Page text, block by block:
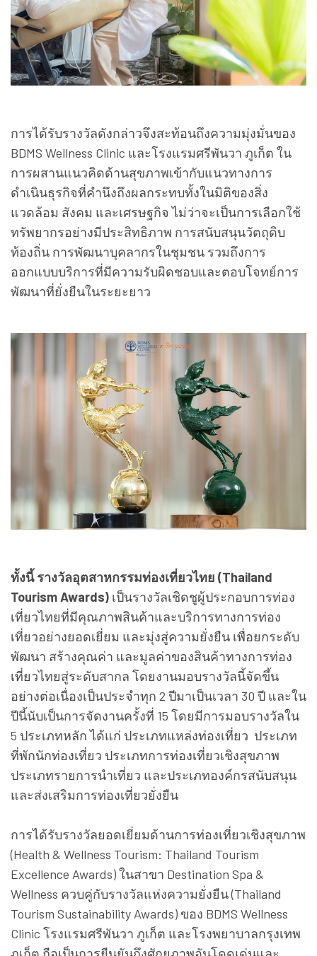
การได้รับรางวัลดังกล่าวจึงสะท้อนถึงความมุ่งมั่นของ
BDMS Wellness Clinic และโรงแรมศรีพันวา ภูเก็ต ใน
การผสานแนวคิดด้านสุขภาพเข้ากับแนวทางการ
ดำเนินธุรกิจที่คำนึงถึงผลกระทบทั้งในมิติของสิ่ง
แวดล้อม สังคม และเศรษฐกิจ ไม่ว่าจะเป็นการเลือกใช้
ทรัพยากรอย่างมีประสิทธิภาพ การสนับสนุนวัตถุดิบ
ท้องถิ่น การพัฒนาบุคลากรในชุมชน รวมถึงการ
ออกแบบบริการที่มีความรับผิดชอบและตอบโจทย์การ
พัฒนาที่ยั่งยืนในระยะยาว
ทั้งนี้ รางวัลอุตสาหกรรมท่องเที่ยวไทย (Thailand
Tourism Awards)
เป็นรางวัลเชิดชูผู้ประกอบการท่อง
เที่ยวไทยที่มีคุณภาพสินค้าและบริการทางการท่อง
เที่ยวอย่างยอดเยี่ยม และมุ่งสู่ความยั่งยืน เพื่อยกระดับ
พัฒนา สร้างคุณค่า และมูลค่าของสินค้าทางการท่อง
เที่ยวไทยสู่ระดับสากล โดยงานมอบรางวัลนี้จัดขึ้น
อย่างต่อเนื่องเป็นประจำทุก 2 ปีมาเป็นเวลา 30 ปี และใน
ปีนี้นับเป็นการจัดงานครั้งที่ 15 โดยมีการมอบรางวัลใน
ประเภทรายการนำเที่ยว และประเภทองค์กรสนับสนุน
และส่งเสริมการท่องเที่ยวยั่งยืน
การได้รับรางวัลยอดเยี่ยมด้านการท่องเที่ยวเชิงสุขภาพ
(Health & Wellness Tourism: Thailand Tourism
Excellence Awards) ในสาขา Destination Spa &
Wellness ควบคู่กับรางวัลแห่งความยั่งยืน (Thailand
Tourism Sustainability Awards) ของ BDMS Wellness
Clinic โรงแรมศรีพันวา ภูเก็ต และโรงพยาบาลกรุงเทพ
ภูเก็ต ถือเป็นการยืนยันถึงศักยภาพอันโดดเด่นและ
ความพร้อมของประเทศไทยในฐานะ“Wellness Hub of
the World”อย่างแท้จริง